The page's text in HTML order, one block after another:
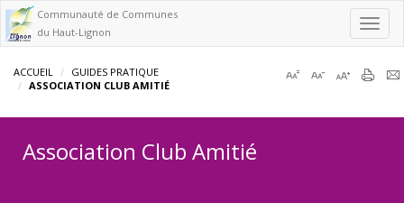
Communauté de Communes
du Haut-Lignon
ACCUEIL
GUIDES PRATIQUE
ASSOCIATION CLUB AMITIÉ
Association Club Amitié